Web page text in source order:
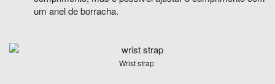
um anel de borracha.
Wrist strap